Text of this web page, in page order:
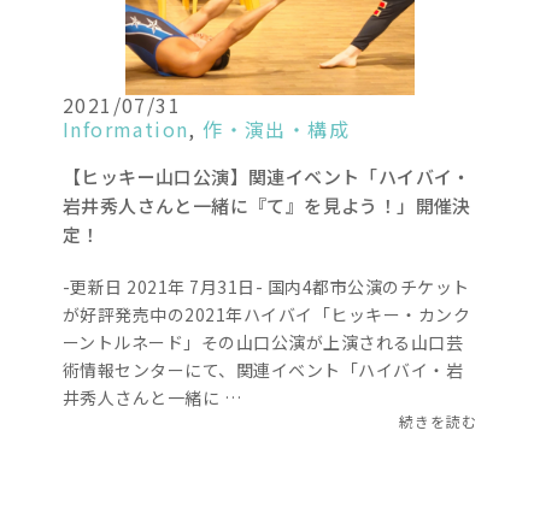
2021/07/31
Information,作・演出・構成
【ヒッキー山口公演】関連イベント「ハイバイ・
岩井秀人さんと一緒に『て』を見よう！」開催決
定！
-更新日 2021年 7月31日- 国内4都市公演のチケット
が好評発売中の2021年ハイバイ「ヒッキー・カンク
ーントルネード」その山口公演が上演される山口芸
術情報センターにて、関連イベント「ハイバイ・岩
井秀人さんと一緒に …
続きを読む